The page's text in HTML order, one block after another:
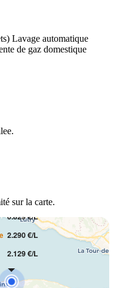
Lavage automatique
de gaz domestique
sur la carte.
2.019 €/L
0.829 €/L
2.290 €/L
2.129 €/L